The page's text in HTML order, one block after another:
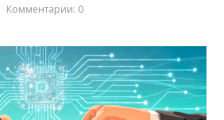
Комментарии: 0